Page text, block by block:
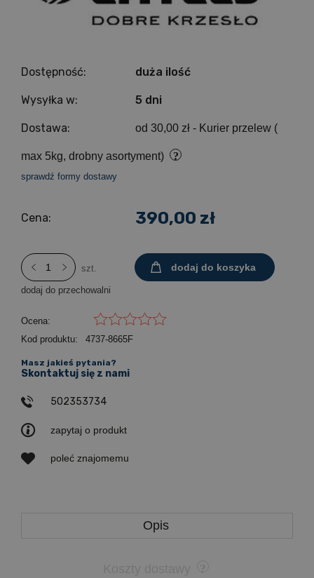
Dostępność: duża ilość
Wysyłka w: 5 dni
Dostawa: od 30,00 zł - Kurier przelew (
max 5kg, drobny asortyment)
sprawdź formy dostawy
Cena: 390,00 zł
szt. dodaj do koszyka
dodaj do przechowalni
Ocena:
Kod produktu:
4737-8665F
zapytaj o produkt
poleć znajomemu
Masz jakieś pytania?
Skontaktuj się z nami
502353734
Opis